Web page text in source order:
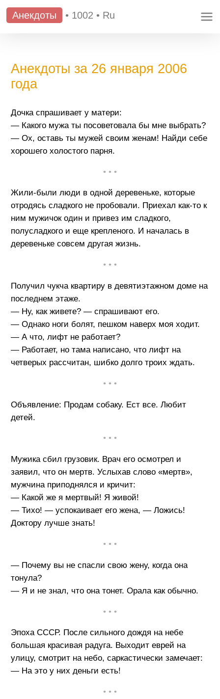
Анекдоты • 1002 • Ru
Анекдоты за 26 января 2006
года
Дочка спрашивает у матери:
— Какого мужа ты посоветовала бы мне выбрать?
— Ох, оставь ты мужей своим женам! Найди себе
хорошего холостого парня.
• • •
Жили-были люди в одной деревеньке, которые
отродясь сладкого не пробовали. Приехал как-то к
ним мужичок один и привез им сладкого,
полусладкого и еще крепленого. И началась в
деревеньке совсем другая жизнь.
• • •
Получил чукча квартиру в девятиэтажном доме на
последнем этаже.
— Ну, как живете? — спрашивают его.
— Однако ноги болят, пешком наверх моя ходит.
— А что, лифт не работает?
— Работает, но тама написано, что лифт на
четверых рассчитан, шибко долго троих ждать.
• • •
Объявление: Продам собаку. Ест все. Любит
детей.
• • •
Мужика сбил грузовик. Врач его осмотрел и
заявил, что он мертв. Услыхав слово «мертв»,
мужчина приподнялся и кричит:
— Какой же я мертвый! Я живой!
— Тихо! — успокаивает его жена, — Ложись!
Доктору лучше знать!
• • •
— Почему вы не спасли свою жену, когда она
тонула?
— Я и не знал, что она тонет. Орала как обычно.
• • •
Эпоха СССР. После сильного дождя на небе
большая красивая радуга. Выходит еврей на
улицу, смотрит на небо, саркастически замечает:
— На это у них деньги есть!
• • •